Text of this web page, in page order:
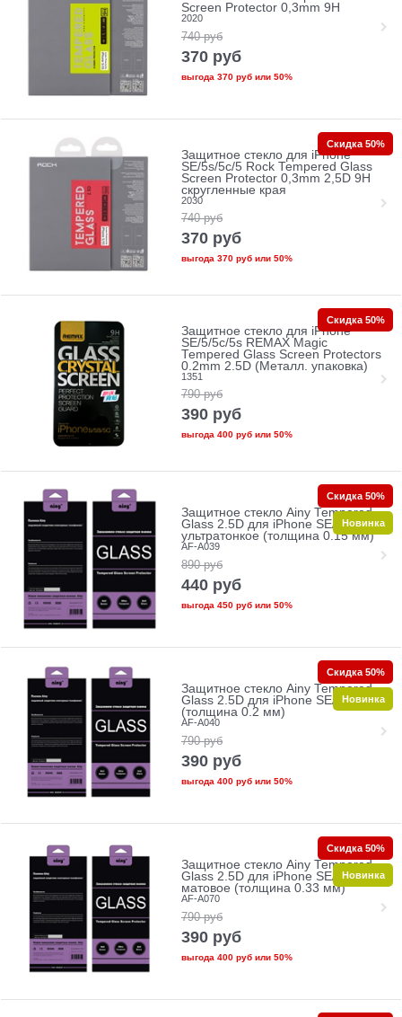
Screen Protector 0,3mm 9H
2020
740 руб
370 руб
выгода 370 рубили 50%
Защитное стекло для iPhone
SE/5s/5с/5 Rock Tempered Glass
Screen Protector 0,3mm 2,5D 9H
скругленные края
2030
740 руб
370 руб
выгода 370 рубили 50%
Скидка 50%
Защитное стекло для iPhone
SE/5/5c/5s REMAX Magic
Tempered Glass Screen Protectors
0.2mm 2.5D (Металл. упаковка)
1351
790 руб
390 руб
выгода 400 рубили 50%
Скидка 50%
Защитное стекло Ainy Tempered
Glass 2.5D для iPhone SE/5/5c/5s
ультратонкое (толщина 0.15 мм)
AF-A039
890 руб
440 руб
выгода 450 рубили 50%
Скидка 50%
Новинка
Защитное стекло Ainy Tempered
Glass 2.5D для iPhone SE/5/5c/5s
(толщина 0.2 мм)
AF-A040
790 руб
390 руб
выгода 400 рубили 50%
Скидка 50%
Новинка
Защитное стекло Ainy Tempered
Glass 2.5D для iPhone SE/5/5c/5s
матовое (толщина 0.33 мм)
AF-A070
790 руб
390 руб
выгода 400 рубили 50%
Скидка 50%
Новинка